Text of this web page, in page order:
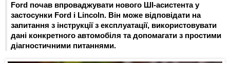
Ford почав впроваджувати нового ШІ-асистента у
застосунки Ford і Lincoln. Він може відповідати на
запитання з інструкції з експлуатації, використовувати
дані конкретного автомобіля та допомагати з простими
діагностичними питаннями.